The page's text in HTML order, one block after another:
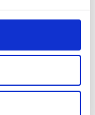
pro nás
– rozhovor
paní Petra se
dcerou